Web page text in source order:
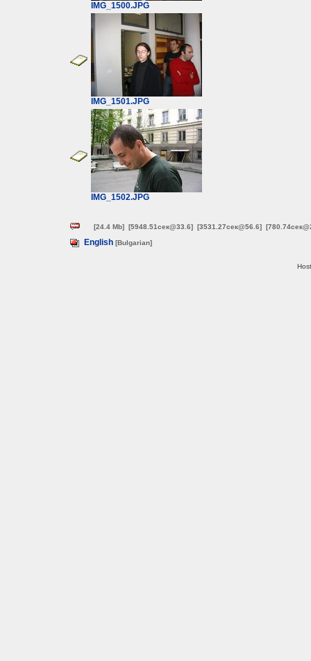
IMG_1500.JPG
IMG_1501.JPG
IMG_1502.JPG
[24.4 Mb] [5948.51сек@33.6] [3531.27сек@56.6]
English [Bulgarian]